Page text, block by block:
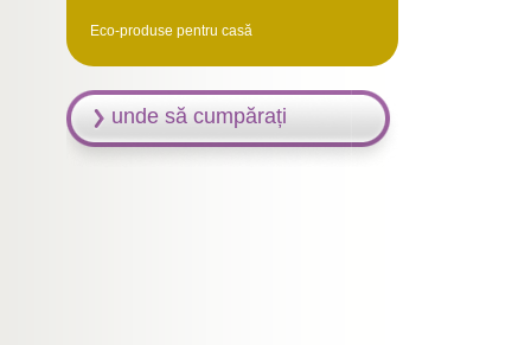
Eco-produse pentru casă
unde să cumpărați